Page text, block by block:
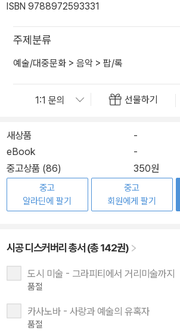
ISBN 9788972593331
주제분류
예술/대중문화 > 음악 > 팝/록
선물하기
새상품
-
eBook
-
중고상품 (86) 350원
중고
알라딘에 팔기
중고
회원에게 팔기
시공 디스커버리 총서 (총 142권)
도시 미술 - 그라피티에서 거리미술까지
품절
카사노바 - 사랑과 예술의 유혹자
품절